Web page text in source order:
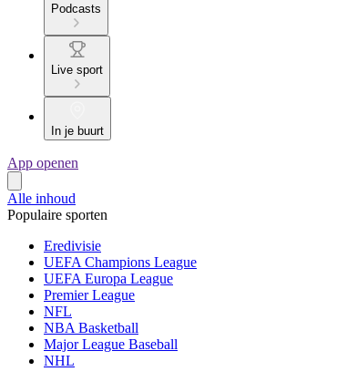
Podcasts
Live sport
In je buurt
App openen
Alle inhoud
Populaire sporten
Eredivisie
UEFA Champions League
UEFA Europa League
Premier League
NFL
NBA Basketball
Major League Baseball
NHL